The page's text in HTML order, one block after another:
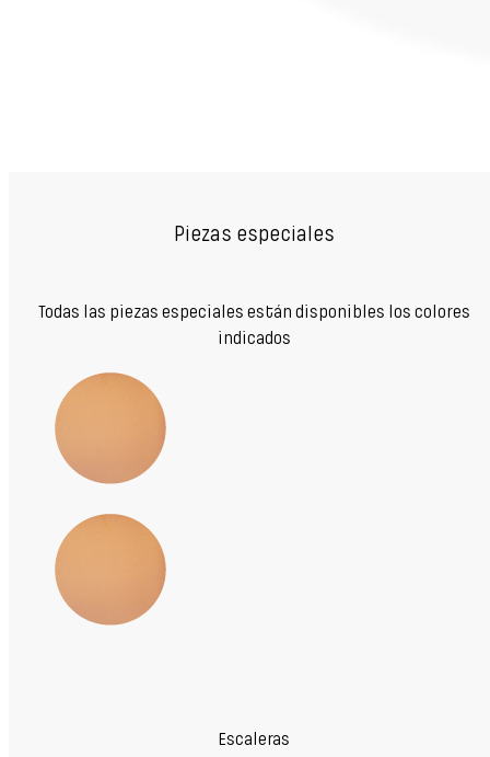
Piezas especiales
Todas las piezas especiales están disponibles los colores
indicados
Escaleras